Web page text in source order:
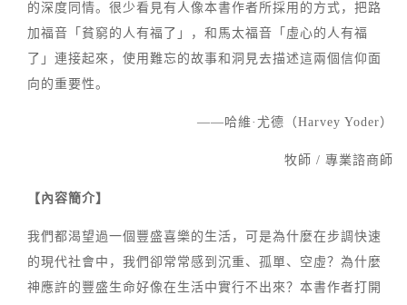
的深度同情。很少看見有人像本書作者所採用的方式，把路
加福音「貧窮的人有福了」，和馬太福音「虛心的人有福
了」連接起來，使用難忘的故事和洞見去描述這兩個信仰面
向的重要性。
——哈維·尤德（Harvey Yoder）
牧師 / 專業諮商師
【內容簡介】
我們都渴望過一個豐盛喜樂的生活，可是為什麼在步調快速
的現代社會中，我們卻常常感到沉重、孤單、空虛？為什麼
神應許的豐盛生命好像在生活中實行不出來？本書作者打開